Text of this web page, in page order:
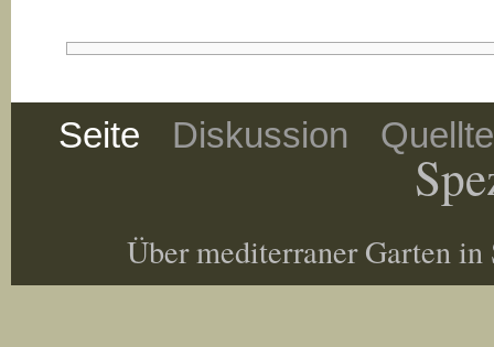
Seite Diskussion
Über mediterraner Garten in